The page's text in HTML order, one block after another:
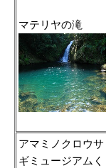
マテリヤの滝
アマミノクロウサ
ギミュージアムく